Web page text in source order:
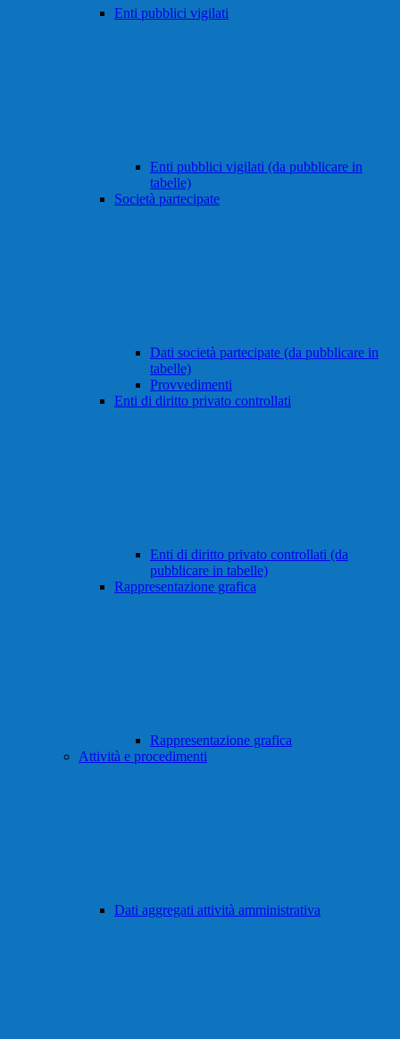
Enti pubblici vigilati
Enti pubblici vigilati (da pubblicare in
tabelle)
Società partecipate
Dati società partecipate (da pubblicare in
tabelle)
Provvedimenti
Enti di diritto privato controllati
Enti di diritto privato controllati (da
pubblicare in tabelle)
Rappresentazione grafica
Rappresentazione grafica
Attività e procedimenti
Dati aggregati attività amministrativa